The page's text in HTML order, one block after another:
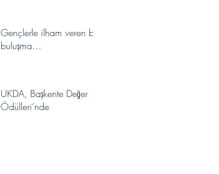
Gençlerle ilham veren bir
buluşma…
UKDA, Başkente Değer
Ödülleri’nde